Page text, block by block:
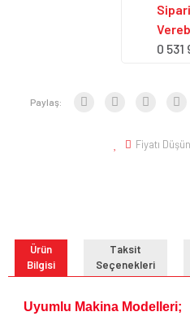
0 531
Paylaş:
Fiyatı
Ürün
Bilgisi
Taksit
Seçenekleri
Uyumlu Makina Modelleri;